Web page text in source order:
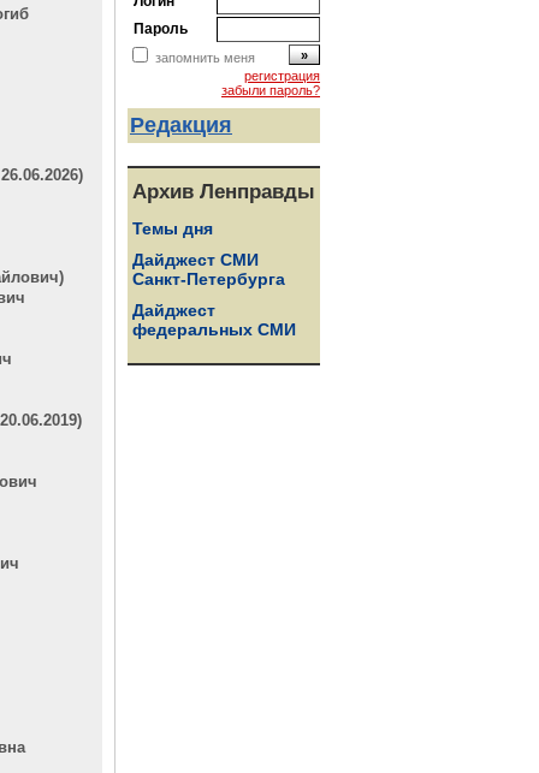
Пароль
запомнить меня
регистрация
забыли пароль?
Редакция
Архив Ленправды
Темы дня
Дайджест СМИ
Санкт-Петербурга
Дайджест
федеральных СМИ